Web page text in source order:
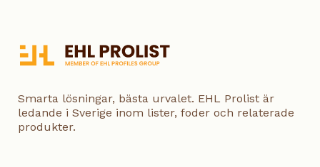
Smarta lösningar, bästa urvalet. EHL Prolist är
ledande i Sverige inom lister, foder och relaterade
produkter.